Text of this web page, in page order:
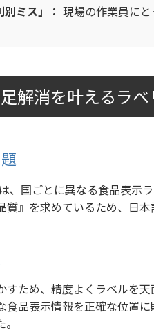
別ミス」：現場の作業員に
解消を叶えるラ
国ごとに異なる食品表示
』を求めているため、日
ため、精度よくラベルを天
品表示情報を正確な位置に